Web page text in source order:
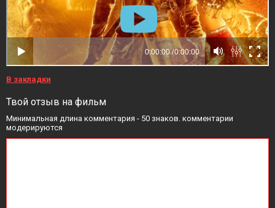
В закладки
Твой отзыв на фильм
Минимальная длина комментария - 50 знаков. комментарии
модерируются